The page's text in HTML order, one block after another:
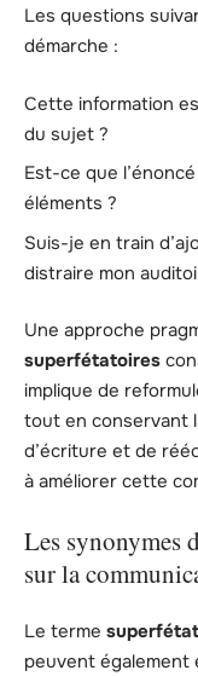
Les questions
démarche :
Cette information
du sujet ?
Est-ce que
éléments ?
Suis-je en train
distraire mon
Une approche
superfétatoires
implique de
tout en conservant
d’écriture et de
à améliorer cette
Les synonymes
sur la
Le terme
peuvent également